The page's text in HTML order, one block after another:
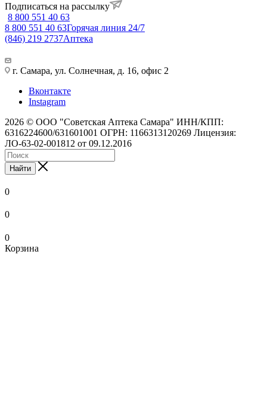
Подписаться на рассылку
8 800 551 40 63
8 800 551 40 63Горячая линия 24/7
(846) 219 2737Аптека
г. Самара, ул. Солнечная, д. 16, офис 2
Вконтакте
Instagram
2026 © ООО "Советская Аптека Самара" ИНН/КПП:
6316224600/631601001 ОГРН: 1166313120269 Лицензия:
ЛО-63-02-001812 от 09.12.2016
Найти
0
0
0
Корзина